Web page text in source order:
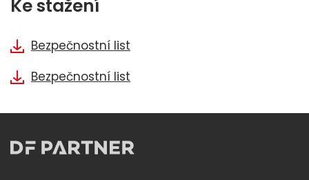
Ke stažení
Bezpečnostní list
Bezpečnostní list